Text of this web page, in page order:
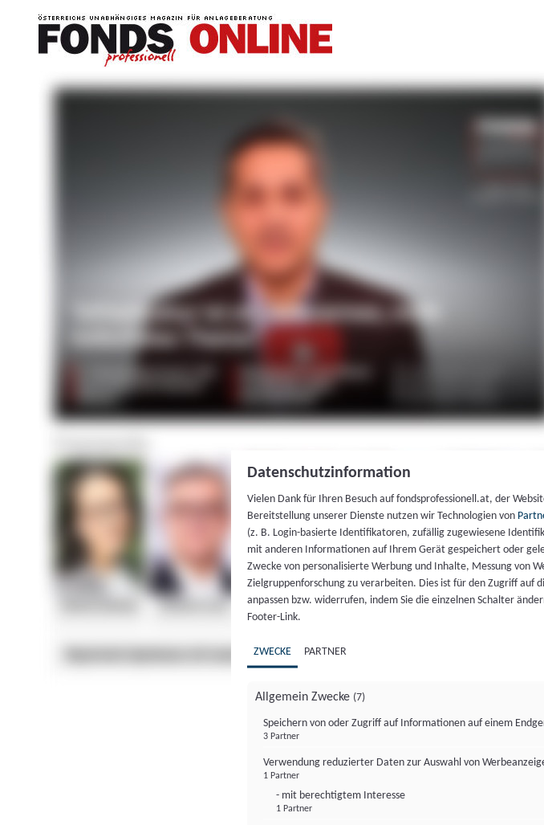
Datenschutzinformation
Vielen Dank für Ihren Besuch auf fondsprofessionell.at, der
Bereitstellung unserer Dienste nutzen wir Technologien von
(z. B. Login-basierte Identifikatoren, zufällig zugewiesene
mit anderen Informationen auf Ihrem Gerät gespeichert oder
Zwecke von personalisierte Werbung und Inhalte, Messung von
Zielgruppenforschung zu verarbeiten. Dies ist für den Zugriff auf
anpassen bzw. widerrufen, indem Sie die einzelnen Schalter
Footer-Link.
ZWECKE PARTNER
Allgemein Zwecke (7)
Speichern von oder Zugriff auf Informationen auf einem
3 Partner
Verwendung reduzierter Daten zur Auswahl von
1 Partner
- mit berechtigtem Interesse
1 Partner